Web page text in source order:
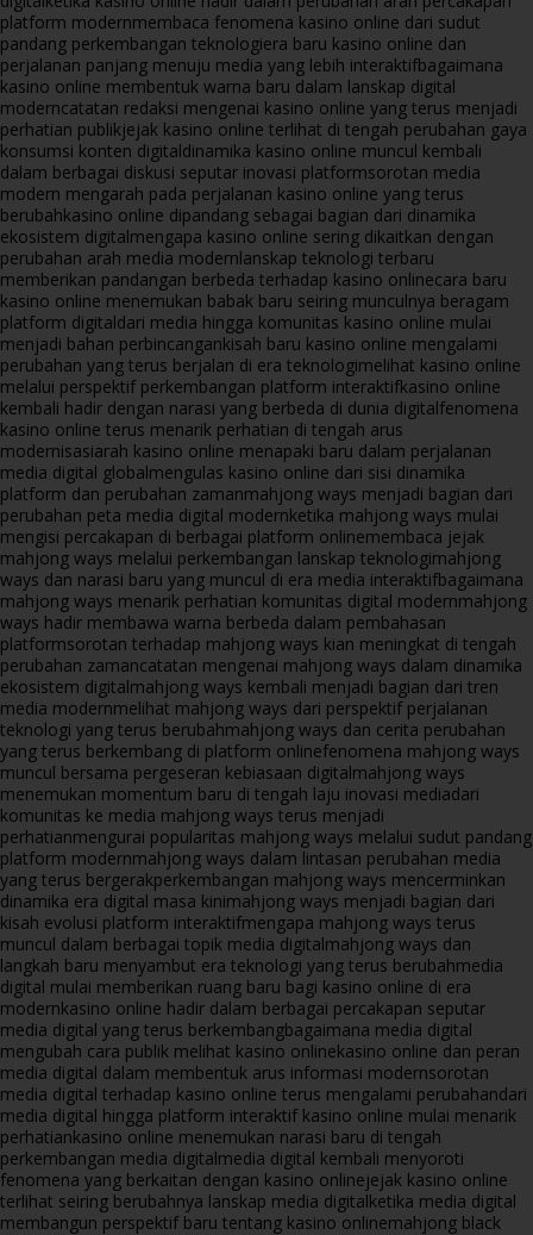
platform modernmembaca fenomena kasino online dari sudut
pandang perkembangan teknologiera baru kasino online dan
perjalanan panjang menuju media yang lebih interaktifbagaimana
kasino online membentuk warna baru dalam lanskap digital
moderncatatan redaksi mengenai kasino online yang terus menjadi
perhatian publikjejak kasino online terlihat di tengah perubahan gaya
konsumsi konten digitaldinamika kasino online muncul kembali
dalam berbagai diskusi seputar inovasi platformsorotan media
modern mengarah pada perjalanan kasino online yang terus
berubahkasino online dipandang sebagai bagian dari dinamika
ekosistem digitalmengapa kasino online sering dikaitkan dengan
perubahan arah media modernlanskap teknologi terbaru
memberikan pandangan berbeda terhadap kasino onlinecara baru
kasino online menemukan babak baru seiring munculnya beragam
platform digitaldari media hingga komunitas kasino online mulai
menjadi bahan perbincangankisah baru kasino online mengalami
perubahan yang terus berjalan di era teknologimelihat kasino online
melalui perspektif perkembangan platform interaktifkasino online
kembali hadir dengan narasi yang berbeda di dunia digitalfenomena
kasino online terus menarik perhatian di tengah arus
modernisasiarah kasino online menapaki baru dalam perjalanan
media digital globalmengulas kasino online dari sisi dinamika
platform dan perubahan zamanmahjong ways menjadi bagian dari
perubahan peta media digital modernketika mahjong ways mulai
mengisi percakapan di berbagai platform onlinemembaca jejak
mahjong ways melalui perkembangan lanskap teknologimahjong
ways dan narasi baru yang muncul di era media interaktifbagaimana
mahjong ways menarik perhatian komunitas digital modernmahjong
ways hadir membawa warna berbeda dalam pembahasan
platformsorotan terhadap mahjong ways kian meningkat di tengah
perubahan zamancatatan mengenai mahjong ways dalam dinamika
ekosistem digitalmahjong ways kembali menjadi bagian dari tren
media modernmelihat mahjong ways dari perspektif perjalanan
teknologi yang terus berubahmahjong ways dan cerita perubahan
yang terus berkembang di platform onlinefenomena mahjong ways
muncul bersama pergeseran kebiasaan digitalmahjong ways
menemukan momentum baru di tengah laju inovasi mediadari
komunitas ke media mahjong ways terus menjadi
perhatianmengurai popularitas mahjong ways melalui sudut pandang
platform modernmahjong ways dalam lintasan perubahan media
yang terus bergerakperkembangan mahjong ways mencerminkan
dinamika era digital masa kinimahjong ways menjadi bagian dari
kisah evolusi platform interaktifmengapa mahjong ways terus
muncul dalam berbagai topik media digitalmahjong ways dan
langkah baru menyambut era teknologi yang terus berubahmedia
digital mulai memberikan ruang baru bagi kasino online di era
modernkasino online hadir dalam berbagai percakapan seputar
media digital yang terus berkembangbagaimana media digital
mengubah cara publik melihat kasino onlinekasino online dan peran
media digital dalam membentuk arus informasi modernsorotan
media digital terhadap kasino online terus mengalami perubahandari
media digital hingga platform interaktif kasino online mulai menarik
perhatiankasino online menemukan narasi baru di tengah
perkembangan media digitalmedia digital kembali menyoroti
fenomena yang berkaitan dengan kasino onlinejejak kasino online
terlihat seiring berubahnya lanskap media digitalketika media digital
membangun perspektif baru tentang kasino onlinemahjong black